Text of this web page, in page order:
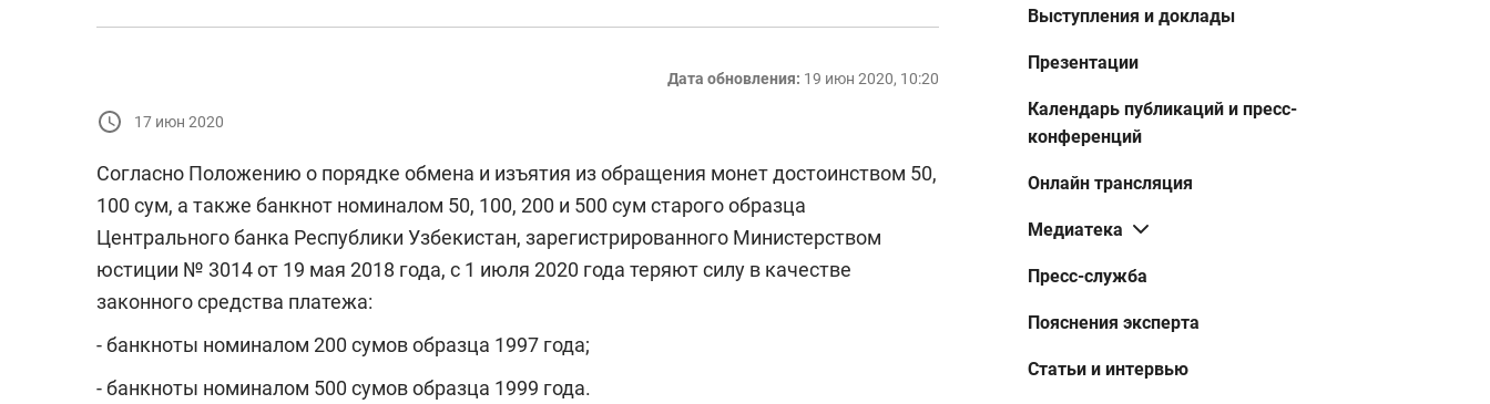
Дата обновления: 19 июн 2020, 10:20
17 июн 2020
Согласно Положению о порядке обмена и изъятия из обращения монет достоинством 50,
100 сум, а также банкнот номиналом 50, 100, 200 и 500 сум старого образца
Центрального банка Республики Узбекистан, зарегистрированного Министерством
юстиции № 3014 от 19 мая 2018 года, с 1 июля 2020 года теряют силу в качестве
законного средства платежа:
- банкноты номиналом 200 сумов образца 1997 года;
- банкноты номиналом 500 сумов образца 1999 года.
Выступления и доклады
Презентации
Календарь публикаций и пресс-
конференций
Онлайн трансляция
Медиатека
Пресс-служба
Пояснения эксперта
Статьи и интервью